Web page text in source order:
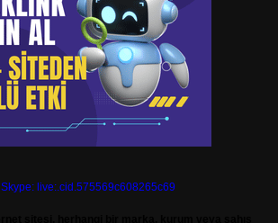
Skype: live:.cid.575569c608265c69